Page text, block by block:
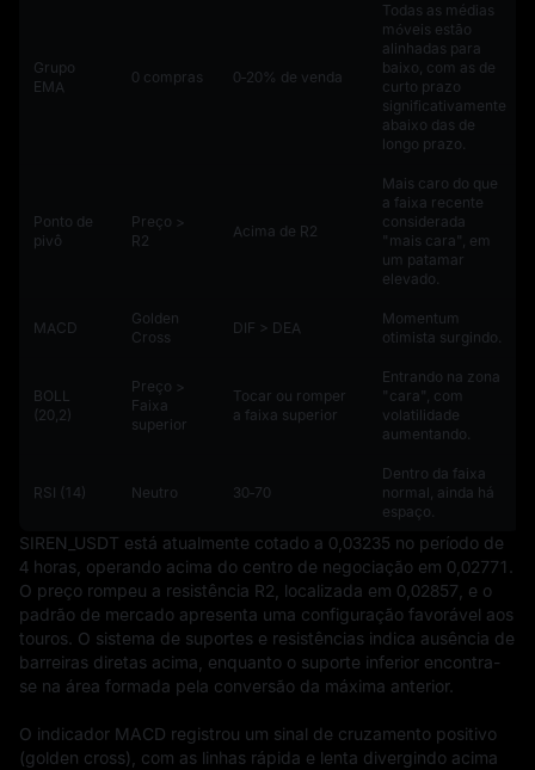
Grupo
EMA
0 compras 0‑20% de venda
Todas as médias
móveis estão
alinhadas para
baixo, com as de
curto prazo
significativamente
abaixo das de
longo prazo.
Ponto de
pivô
Preço >
R2
Acima de R2
Mais caro do que
a faixa recente
considerada
"mais cara", em
um patamar
elevado.
MACD
Golden
Cross
DIF > DEA
Momentum
otimista surgindo.
BOLL
(20,2)
Preço >
Faixa
superior
Tocar ou romper
a faixa superior
Entrando na zona
"cara", com
volatilidade
aumentando.
RSI (14) Neutro 30‑70
Dentro da faixa
normal, ainda há
espaço.
SIREN_USDT está atualmente cotado a 0,03235 no período de
4 horas, operando acima do centro de negociação em 0,02771.
O preço rompeu a resistência R2, localizada em 0,02857, e o
padrão de mercado apresenta uma configuração favorável aos
touros. O sistema de suportes e resistências indica ausência de
barreiras diretas acima, enquanto o suporte inferior encontra-
se na área formada pela conversão da máxima anterior.
O indicador MACD registrou um sinal de cruzamento positivo
(golden cross), com as linhas rápida e lenta divergindo acima